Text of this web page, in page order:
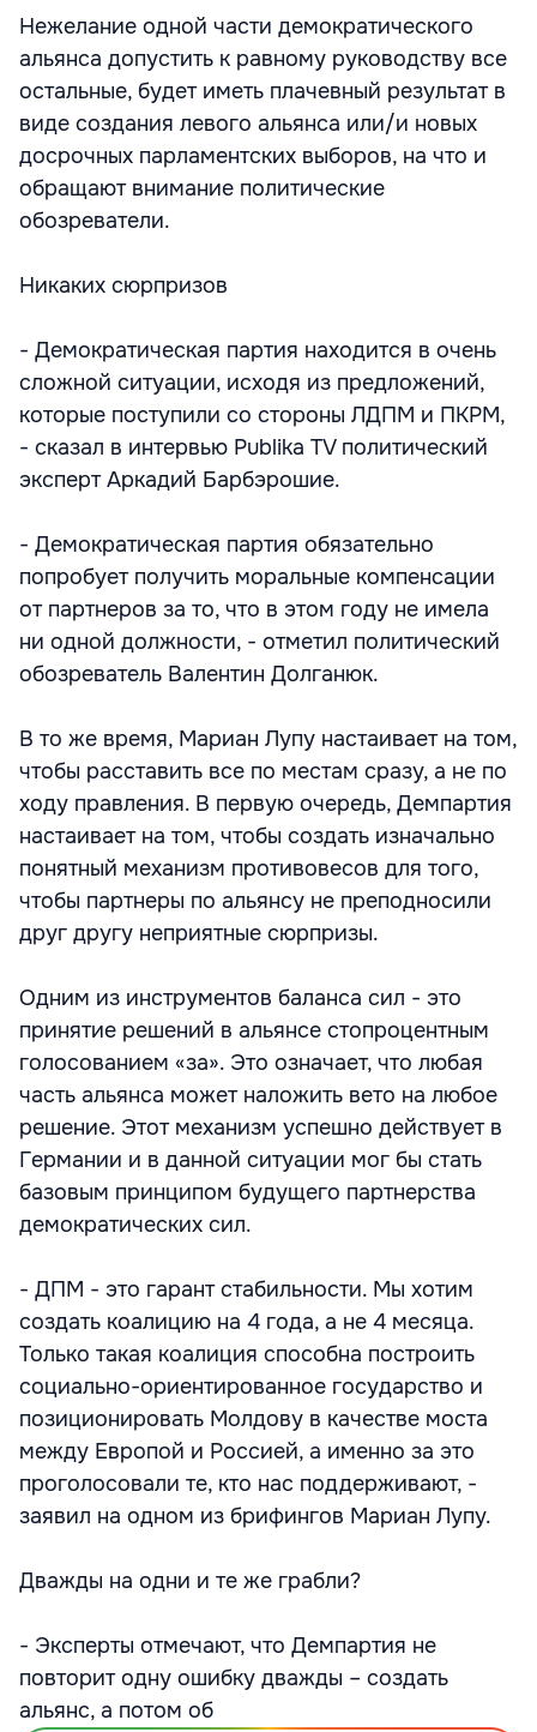
Нежелание одной части демократического
альянса допустить к равному руководству все
остальные, будет иметь плачевный результат в
виде создания левого альянса или/и новых
досрочных парламентских выборов, на что и
обращают внимание политические
обозреватели.
Никаких сюрпризов
- Демократическая партия находится в очень
сложной ситуации, исходя из предложений,
которые поступили со стороны ЛДПМ и ПКРМ,
- сказал в интервью Publika TV политический
эксперт Аркадий Барбэрошие.
- Демократическая партия обязательно
попробует получить моральные компенсации
от партнеров за то, что в этом году не имела
ни одной должности, - отметил политический
обозреватель Валентин Долганюк.
В то же время, Мариан Лупу настаивает на том,
чтобы расставить все по местам сразу, а не по
ходу правления. В первую очередь, Демпартия
настаивает на том, чтобы создать изначально
понятный механизм противовесов для того,
чтобы партнеры по альянсу не преподносили
друг другу неприятные сюрпризы.
Одним из инструментов баланса сил - это
принятие решений в альянсе стопроцентным
голосованием «за». Это означает, что любая
часть альянса может наложить вето на любое
решение. Этот механизм успешно действует в
Германии и в данной ситуации мог бы стать
базовым принципом будущего партнерства
демократических сил.
- ДПМ - это гарант стабильности. Мы хотим
создать коалицию на 4 года, а не 4 месяца.
Только такая коалиция способна построить
социально-ориентированное государство и
позиционировать Молдову в качестве моста
между Европой и Россией, а именно за это
проголосовали те, кто нас поддерживают, -
заявил на одном из брифингов Мариан Лупу.
Дважды на одни и те же грабли?
- Эксперты отмечают, что Демпартия не
повторит одну ошибку дважды – создать
альянс, а потом об